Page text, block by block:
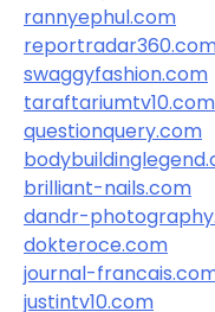
rannyephul.com
swaggyfashion.com
taraftariumtv10.com
questionquery.com
brilliant-nails.com
dandr-
dokteroce.com
journal-
justintv10.com